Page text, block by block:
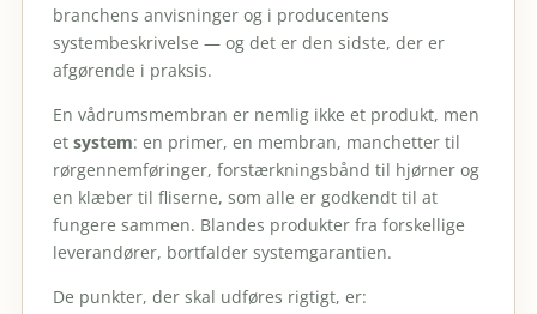
branchens anvisninger og i producentens
systembeskrivelse — og det er den sidste, der er
afgørende i praksis.
En vådrumsmembran er nemlig ikke et produkt, men
et system: en primer, en membran, manchetter til
rørgennemføringer, forstærkningsbånd til hjørner og
en klæber til fliserne, som alle er godkendt til at
fungere sammen. Blandes produkter fra forskellige
leverandører, bortfalder systemgarantien.
De punkter, der skal udføres rigtigt, er: